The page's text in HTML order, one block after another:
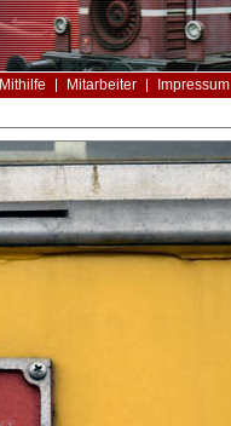
Mithilfe Mitarbeiter Impressum